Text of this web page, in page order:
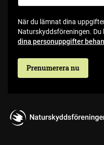
När du lämnat dina
Naturskyddsföreningen.
dina personuppgifter
Prenumerera nu